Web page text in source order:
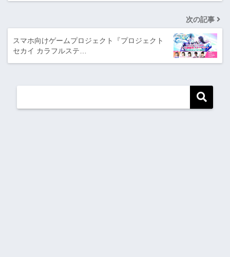
次の記事
スマホ向けゲームプロジェクト『プロジェクト
セカイ カラフルステ…